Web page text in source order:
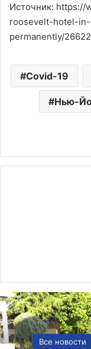
Источник: https://
roosevelt-hotel-
permanently/
Covid-19
Нью-